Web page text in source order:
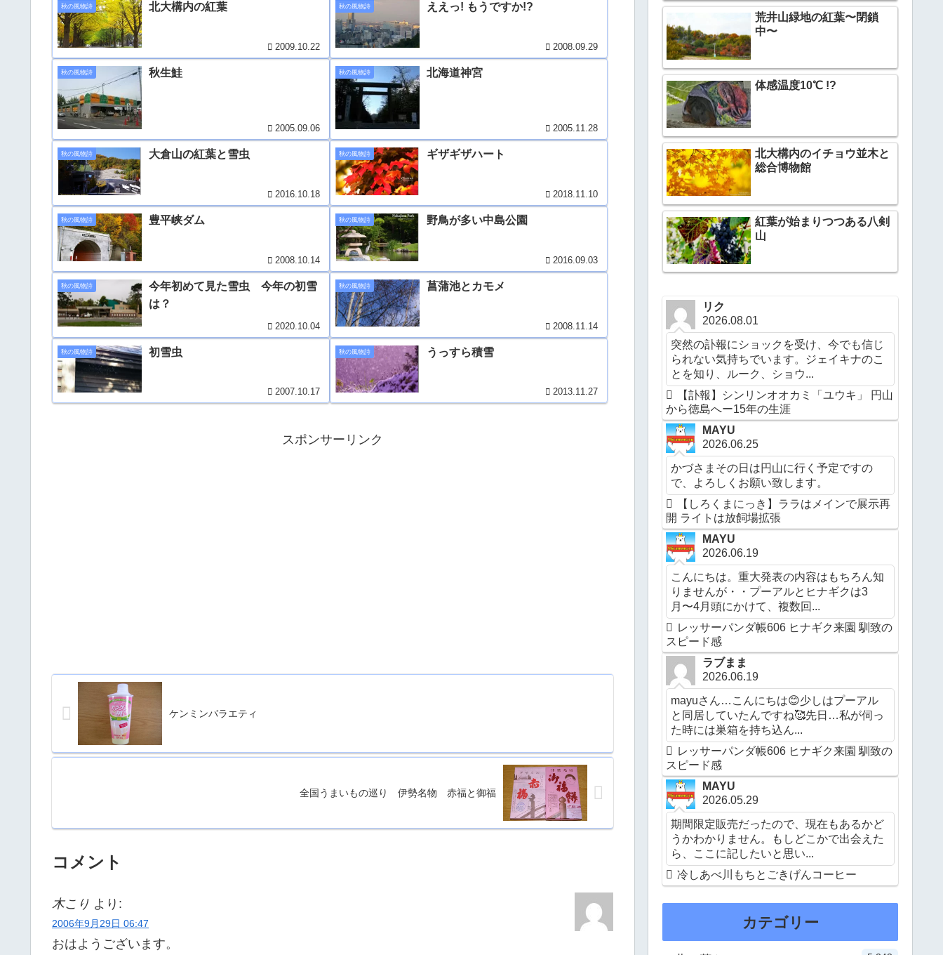
秋の風物詩 北大構内の紅葉
2009.10.22
秋の風物詩 ええっ! もうですか!?
2008.09.29
秋の風物詩 秋生鮭
2005.09.06
秋の風物詩 北海道神宮
2005.11.28
秋の風物詩 大倉山の紅葉と雪虫
2016.10.18
秋の風物詩 ギザギザハート
2018.11.10
秋の風物詩 豊平峡ダム
2008.10.14
秋の風物詩 野鳥が多い中島公園
2016.09.03
秋の風物詩
今年初めて見た雪虫 今年の初雪
は？
2020.10.04
秋の風物詩 菖蒲池とカモメ
2008.11.14
秋の風物詩 初雪虫
2007.10.17
秋の風物詩 うっすら積雪
2013.11.27
スポンサーリンク
ケンミンバラエティ
全国うまいもの巡り 伊勢名物 赤福と御福
コメント
木こり より:
2006年9月29日 06:47
おはようございます。
荒井山緑地の紅葉〜閉鎖
中〜
体感温度10℃ !?
北大構内のイチョウ並木と
総合博物館
紅葉が始まりつつある八剣
山
リク
2026.08.01
突然の訃報にショックを受け、今でも信じ
られない気持ちでいます。ジェイキナのこ
とを知り、ルーク、ショウ...
【訃報】シンリンオオカミ「ユウキ」 円山
から徳島へー15年の生涯
MAYU
2026.06.25
かづさまその日は円山に行く予定ですの
で、よろしくお願い致します。
【しろくまにっき】ララはメインで展示再
開 ライトは放飼場拡張
MAYU
2026.06.19
こんにちは。重大発表の内容はもちろん知
りませんが・・プーアルとヒナギクは3
月〜4月頭にかけて、複数回...
レッサーパンダ帳606 ヒナギク来園 馴致の
スピード感
ラブまま
2026.06.19
mayuさん…こんにちは😊少しはプーアル
と同居していたんですね🥰先日…私が伺っ
た時には巣箱を持ち込ん...
レッサーパンダ帳606 ヒナギク来園 馴致の
スピード感
MAYU
2026.05.29
期間限定販売だったので、現在もあるかど
うかわかりません。もしどこかで出会えた
ら、ここに記したいと思い...
冷しあべ川もちとごきげんコーヒー
カテゴリー